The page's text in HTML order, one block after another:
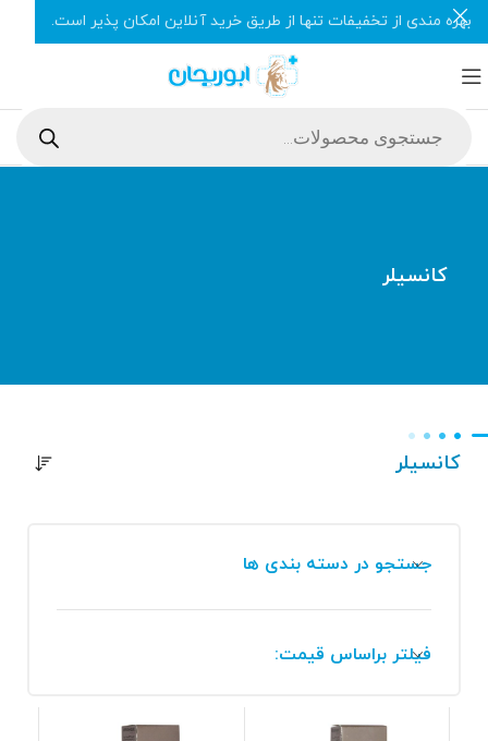
کانسیلر
کانسیلر
جستجو در دسته بندی ها
فیلتر براساس قیمت:
بهره مندی از تخفیفات تنها از طریق خرید آنلاین امکان پذیر است.